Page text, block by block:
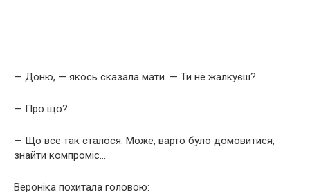
— Доню, — якось сказала мати. — Ти не жалкуєш?
— Про що?
— Що все так сталося. Може, варто було домовитися,
знайти компроміс…
Вероніка похитала головою: